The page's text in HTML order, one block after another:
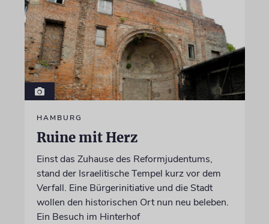
HAMBURG
Ruine mit Herz
Einst das Zuhause des Reformjudentums,
stand der Israelitische Tempel kurz vor dem
Verfall. Eine Bürgerinitiative und die Stadt
wollen den historischen Ort nun neu beleben.
Ein Besuch im Hinterhof